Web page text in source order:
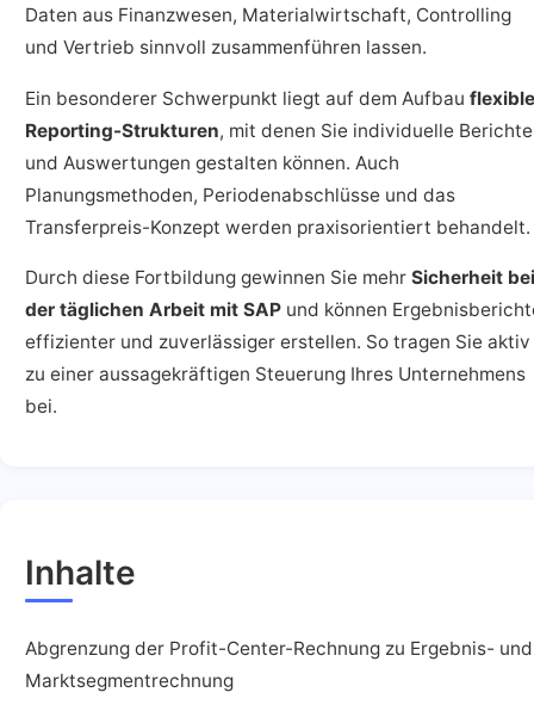
Daten aus Finanzwesen, Materialwirtschaft, Controlling
und Vertrieb sinnvoll zusammenführen lassen.
Ein besonderer Schwerpunkt liegt auf dem Aufbau
Reporting-Strukturen, mit denen Sie individuelle Berichte
und Auswertungen gestalten können. Auch
Planungsmethoden, Periodenabschlüsse und das
Transferpreis-Konzept werden praxisorientiert behandelt.
Durch diese Fortbildung gewinnen Sie mehr Sicherheit bei
der täglichen Arbeit mit SAP und können
effizienter und zuverlässiger erstellen. So tragen Sie aktiv
zu einer aussagekräftigen Steuerung Ihres Unternehmens
bei.
Inhalte
Abgrenzung der Profit-Center-Rechnung zu Ergebnis- und
Marktsegmentrechnung